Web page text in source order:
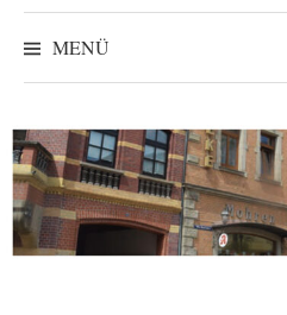
MENÜ